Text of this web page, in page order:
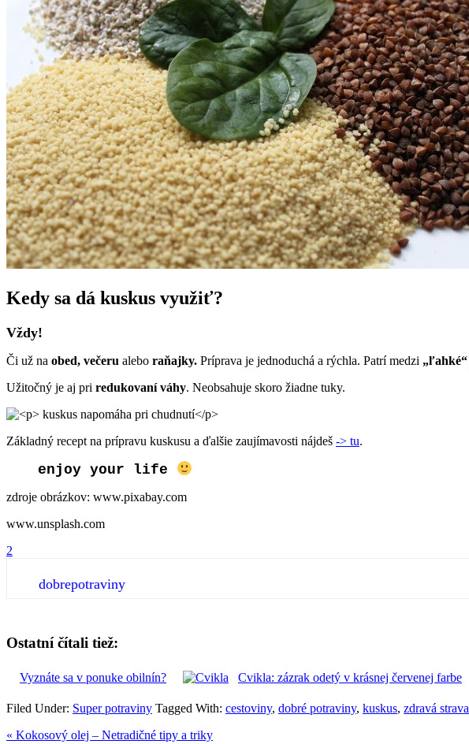
Kedy sa dá kuskus využiť?
Vždy!
Či už na obed, večeru alebo raňajky. Príprava je jednoduchá a rýchla. Patrí medzi „ľahké“
Užitočný je aj pri redukovaní váhy. Neobsahuje skoro žiadne tuky.
Základný recept na prípravu kuskusu a ďalšie zaujímavosti nájdeš -> tu.
enjoy your life
zdroje obrázkov: www.pixabay.com
www.unsplash.com
2
dobrepotraviny
Ostatní čítali tiež:
Vyznáte sa v ponuke obilnín? Cvikla: zázrak odetý v krásnej červenej farbe
Filed Under: Super potraviny Tagged With: cestoviny, dobré potraviny, kuskus, zdravá strava
Predchádzajúci
« Kokosový olej – Netradičné tipy a triky